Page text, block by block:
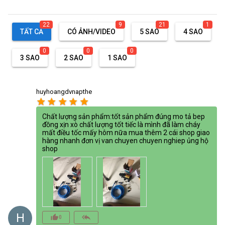
TẤT CẢ
22
CÓ ẢNH/VIDEO
9
5 SAO
21
4 SAO
1
3 SAO
0
2 SAO
0
1 SAO
0
H
huyhoangdvnapthe
star star star star star
Chất lượng sản phẩm:tốt sản phẩm đúng mo tả bep
đồng xịn xò chất lượng tốt tiếc là mình đã làm cháy
mất điều tốc mấy hôm nữa mua thêm 2 cái shop giao
hàng nhanh đơn vị van chuyen chuyen nghiep ủng hộ
shop
thumb_up_alt0 reply_all